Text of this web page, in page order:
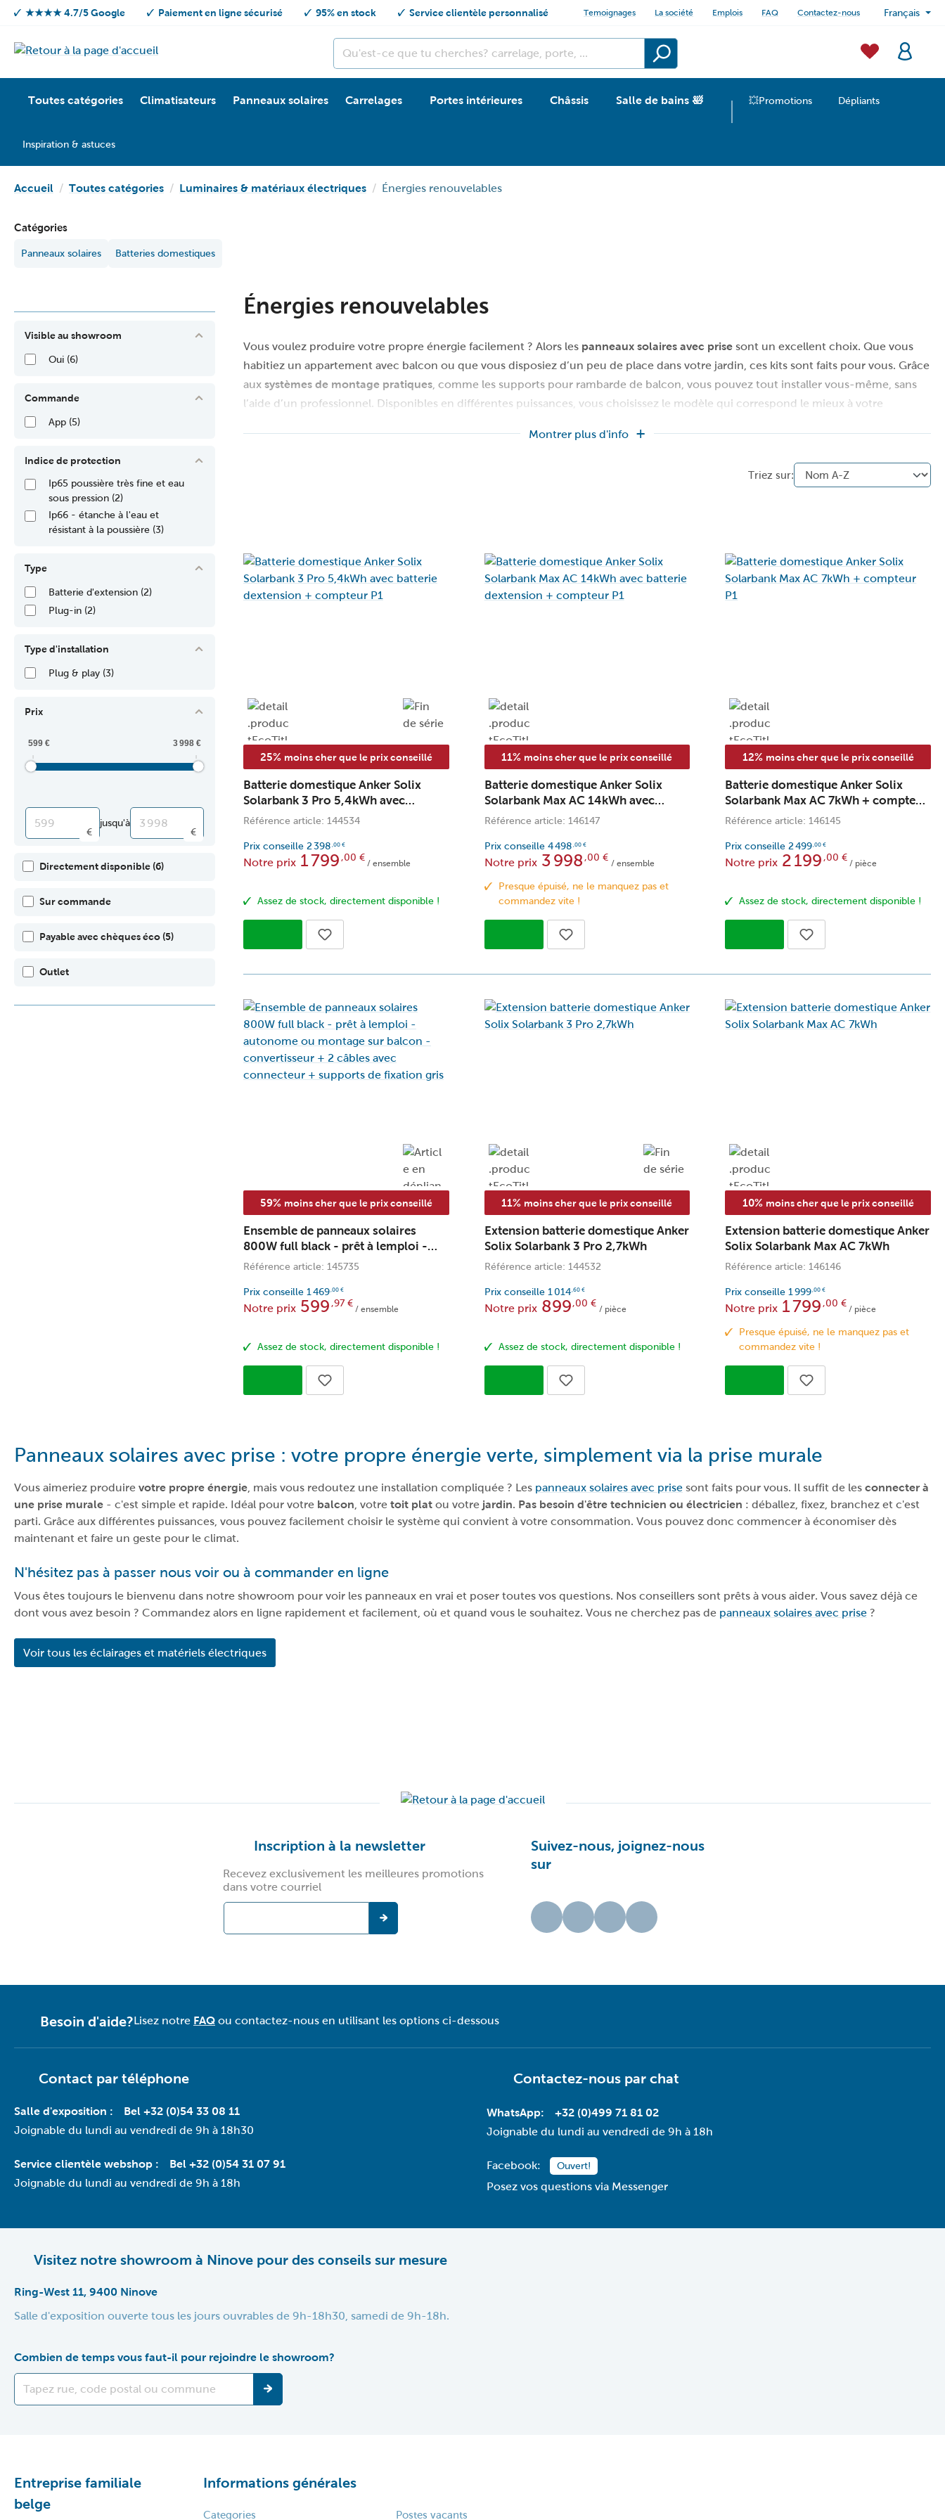
★★★★ 4.7/5 Google Paiement en ligne sécurisé 95% en stock Service clientèle personnalisé Temoignages La société Emplois FAQ Contactez-nous Français
Toutes catégories Climatisateurs Panneaux solaires Carrelages Portes intérieures Châssis Salle de bains 🛀 💥Promotions Dépliants
Inspiration & astuces
Accueil Toutes catégories Luminaires & matériaux électriques Énergies renouvelables
Catégories
Panneaux solaires Batteries domestiques
Visible au showroom
Oui (6)
Commande
App (5)
Indice de protection
Ip65 poussière très fine et eau
sous pression (2)
Ip66 - étanche à l'eau et
résistant à la poussière (3)
Type
Batterie d'extension (2)
Plug-in (2)
Type d'installation
Plug & play (3)
Prix
€
jusqu'à
€
Directement disponible (6)
Sur commande
Payable avec chèques éco (5)
Outlet
Énergies renouvelables
Vous voulez produire votre propre énergie facilement ? Alors les panneaux solaires avec prise sont un excellent choix. Que vous
habitiez un appartement avec balcon ou que vous disposiez d’un peu de place dans votre jardin, ces kits sont faits pour vous. Grâce
aux systèmes de montage pratiques, comme les supports pour rambarde de balcon, vous pouvez tout installer vous-même, sans
l’aide d’un professionnel. Disponibles en différentes puissances, vous choisissez le modèle qui correspond le mieux à votre
et stockez l'excédent d'énergie solaire pour une utilisation ultérieure, afin d'être encore moins
plus durable, sans
complications. Découvrez notre sélection et commencez dès aujourd’hui à produire votre propre énergie verte.
Montrer plus d'info
25% moins cher que le prix conseillé
Batterie domestique Anker Solix
Solarbank 3 Pro 5,4kWh avec
batterie dextension + compteur P1
Référence article: 144534
Prix conseille 2 398 ,00 €
Notre prix 1 799,00 €
/ ensemble
Assez de stock, directement disponible !
11% moins cher que le prix conseillé
Batterie domestique Anker Solix
Solarbank Max AC 14kWh avec
batterie dextension + compteur P1
Référence article: 146147
Prix conseille 4 498 ,00€
Notre prix3 998 ,00 €
/ ensemble
Presque épuisé, ne le manquez pas et
commandez vite !
12% moins cher que le prix conseillé
Batterie domestique Anker Solix
Solarbank Max AC 7kWh + compteur
P1
Référence article: 146145
Prix conseille2 499 ,00 €
Notre prix 2 199,00 €
/ pièce
Assez de stock, directement disponible !
59% moins cher que le prix conseillé
Ensemble de panneaux solaires
800W full black - prêt à lemploi -
autonome ou montage sur balcon -
connecteur + supports de fixation
gris
Référence article: 145735
Prix conseille 1 469,00 €
Notre prix 599 ,97€
/ ensemble
Assez de stock, directement disponible !
11% moins cher que le prix conseillé
Extension batterie domestique Anker
Solix Solarbank 3 Pro 2,7kWh
Référence article: 144532
Prix conseille 1 014,60€
Notre prix899,00 €
/ pièce
Assez de stock, directement disponible !
10% moins cher que le prix conseillé
Extension batterie domestique Anker
Solix Solarbank Max AC 7kWh
Référence article: 146146
Prix conseille 1 999,00 €
Notre prix 1 799 ,00 €
/ pièce
Presque épuisé, ne le manquez pas et
commandez vite !
Panneaux solaires avec prise : votre propre énergie verte, simplement via la prise murale
Vous aimeriez produire votre propre énergie , mais vous redoutez une installation compliquée ? Les panneaux solaires avec prise sont faits pour vous. Il suffit de les connecter à
une prise murale - c'est simple et rapide. Idéal pour votre balcon , votre toit plat ou votre jardin. Pas besoin d'être technicien ou électricien : déballez, fixez, branchez et c'est
parti. Grâce aux différentes puissances, vous pouvez facilement choisir le système qui convient à votre consommation. Vous pouvez donc commencer à économiser dès
maintenant et faire un geste pour le climat.
N'hésitez pas à passer nous voir ou à commander en ligne
Vous êtes toujours le bienvenu dans notre showroom pour voir les panneaux en vrai et poser toutes vos questions. Nos conseillers sont prêts à vous aider. Vous savez déjà ce
dont vous avez besoin ? Commandez alors en ligne rapidement et facilement, où et quand vous le souhaitez. Vous ne cherchez pas de panneaux solaires avec prise ?
Voir tous les éclairages et matériels électriques
Inscription à la newsletter
Recevez exclusivement les meilleures promotions
dans votre courriel
Suivez-nous, joignez-nous
sur
Besoin d'aide?Lisez notre FAQ ou contactez-nous en utilisant les options ci-dessous
Contact par téléphone
Salle d'exposition :
Bel +32 (0)54 33 08 11
Joignable du lundi au vendredi de 9h à 18h30
Service clientèle webshop :
Bel +32 (0)54 31 07 91
Joignable du lundi au vendredi de 9h à 18h
Contactez-nous par chat
WhatsApp:
+32 (0)499 71 81 02
Joignable du lundi au vendredi de 9h à 18h
Facebook: Ouvert!
Posez vos questions via Messenger
Visitez notre showroom à Ninove pour des conseils sur mesure
Ring-West 11, 9400 Ninove
Salle d'exposition ouverte tous les jours ouvrables de 9h-18h30, samedi de 9h-18h.
Combien de temps vous faut-il pour rejoindre le showroom?
Entreprise familiale
belge
Informations générales
Categories Postes vacants